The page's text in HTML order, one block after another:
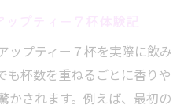
ップティー７杯を実際に飲み
も杯数を重ねるごとに香りや
かされます。例えば、最初の